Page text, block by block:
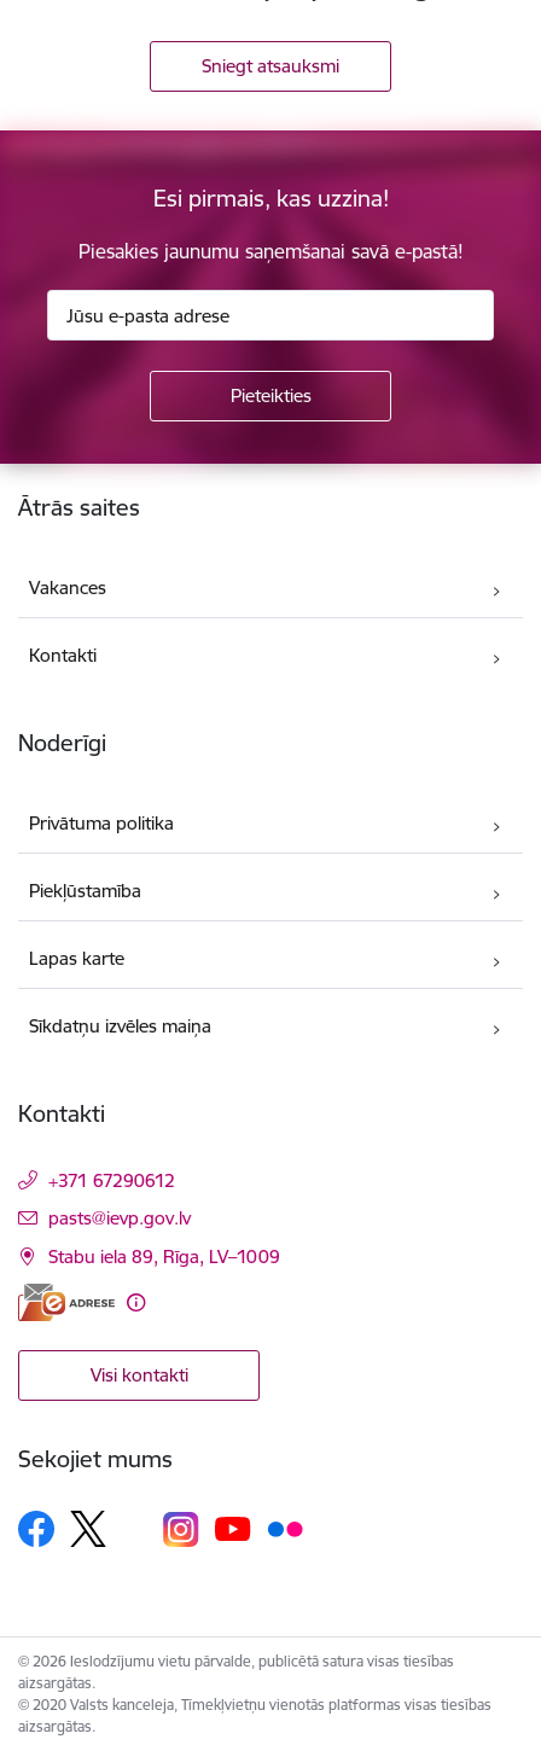
Sniegt atsauksmi
Esi pirmais, kas uzzina!
Piesakies jaunumu saņemšanai savā e-pastā!
Kājene
Ātrās saites
Vakances
Kontakti
Noderīgi
Privātuma politika
Piekļūstamība
Lapas karte
Sīkdatņu izvēles maiņa
Kontakti
+371 67290612
E-pasts:
pasts@ievp.gov.lv
Stabu iela 89, Rīga, LV–1009
Visi kontakti
Sekojiet mums
© 2026 Ieslodzījumu vietu pārvalde, publicētā satura visas tiesības
aizsargātas.
© 2020 Valsts kanceleja, Tīmekļvietņu vienotās platformas visas tiesības
aizsargātas.